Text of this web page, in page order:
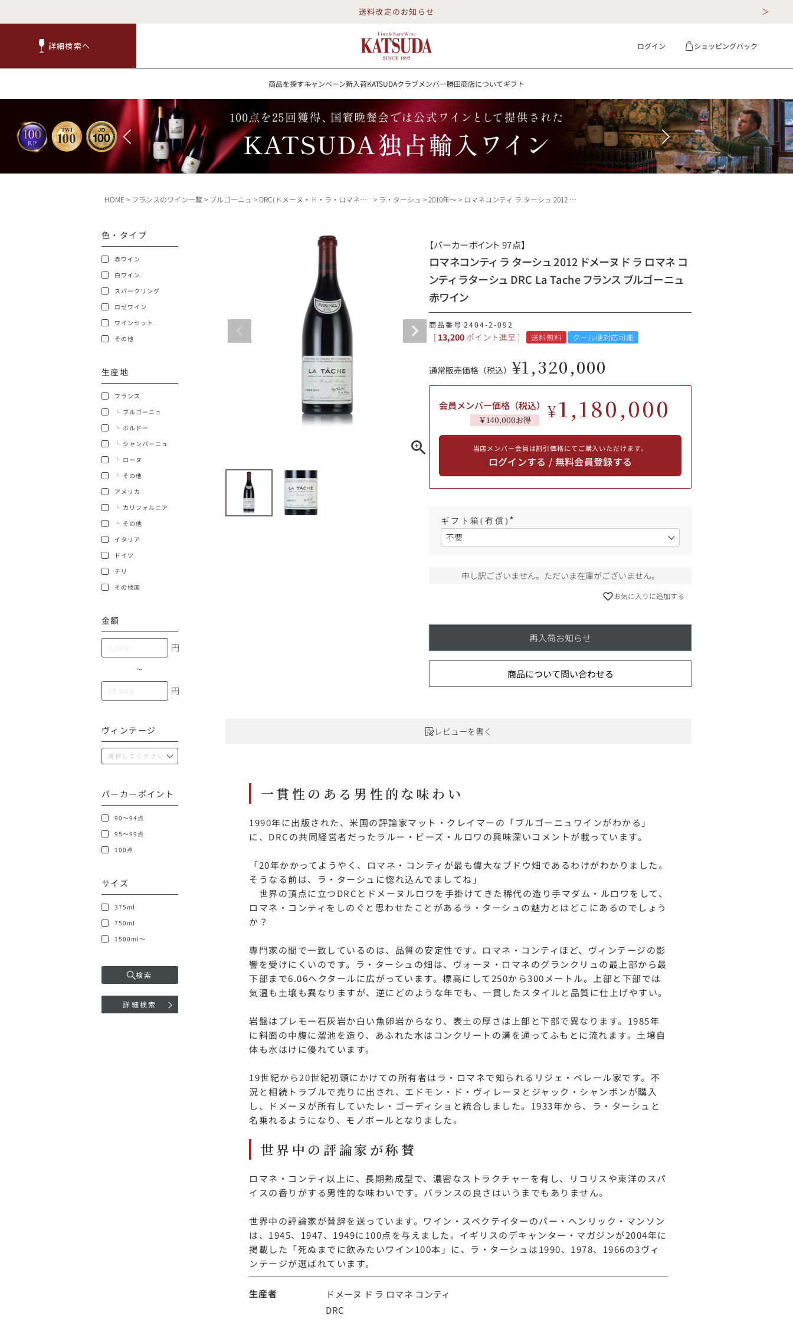
送料改定のお知らせ
詳細検索へ ログイン ショッピングバック
商品を探すキャンペーン新入荷KATSUDAクラブメンバー勝田商店についてギフト
送料改定のお知らせ
詳細検索へ
商品を探すキャンペーン新入荷KATSUDAクラブメンバー勝田商店についてギフト
赤ワイン
白ワイン スパークリング ロゼワイン RP100点
勝田商店について
ギフトラッピング
ペトリュス
サロン ルイ・ロデレール
オーパス・ワン
スクリーミング・
イーグル
ブルゴーニュ
ローヌ
ドイツ
その他国
赤ワイン 白ワイン
スパークリング
価格帯から探す
80,000円〜99,999円
お得な情報を受け取る
LINE
HOME フランスのワイン一覧 ブルゴーニュ DRC(ドメーヌ・ド・ラ・ロマネ・コンティ) ラ・ターシュ 2010年～ ロマネコンティ ラ ターシュ 2012 ドメーヌ ド ラ ロマネ コンティ ラターシュ DRC La Tache フランス ブルゴーニュ 赤ワイン
色・タイプ
赤ワイン
白ワイン
スパークリング
ロゼワイン
ワインセット
その他
生産地
フランス
└ ブルゴーニュ
└ ボルドー
└ シャンパーニュ
└ ローヌ
└ その他
アメリカ
└ カリフォルニア
└ その他
イタリア
ドイツ
チリ
その他国
金額
円
〜
円
ヴィンテージ
パーカーポイント
90～94点
95～99点
100点
サイズ
375ml
750ml
1500ml～
検索
詳細検索
【パーカーポイント 97点】
ロマネコンティ ラ ターシュ 2012 ドメーヌ ド ラ ロマネ コ
ンティ ラターシュ DRC La Tache フランス ブルゴーニュ
赤ワイン
商品番号 2404-2-092
[ 13,200 ポイント進呈 ] 送料無料 クール便対応可能
通常販売価格（税込） ¥1,320,000
会員メンバー価格（税込）
￥140,000お得 ¥1,180,000
当店メンバー会員は割引価格にてご購入いただけます。
ログインする / 無料会員登録する
ギフト箱(有償)
(
須
申し訳ございません。ただいま在庫がございません。
お気に入りに追加する
再入荷お知らせ
商品について問い合わせる
レビューを書く
一貫性のある男性的な味わい
1990年に出版された、米国の評論家マット・クレイマーの「ブルゴーニュワインがわかる」
に、DRCの共同経営者だったラルー・ビーズ・ルロワの興味深いコメントが載っています。
「20年かかってようやく、ロマネ・コンティが最も偉大なブドウ畑であるわけがわかりました。
そうなる前は、ラ・ターシュに惚れ込んでましてね」
世界の頂点に立つDRCとドメーヌルロワを手掛けてきた稀代の造り手マダム・ルロワをして、
ロマネ・コンティをしのぐと思わせたことがあるラ・ターシュの魅力とはどこにあるのでしょう
か？
専門家の間で一致しているのは、品質の安定性です。ロマネ・コンティほど、ヴィンテージの影
響を受けにくいのです。ラ・ターシュの畑は、ヴォーヌ・ロマネのグランクリュの最上部から最
下部まで6.06ヘクタールに広がっています。標高にして250から300メートル。上部と下部では
気温も土壌も異なりますが、逆にどのような年でも、一貫したスタイルと品質に仕上げやすい。
岩盤はプレモー石灰岩か白い魚卵岩からなり、表土の厚さは上部と下部で異なります。1985年
に斜面の中腹に溜池を造り、あふれた水はコンクリートの溝を通ってふもとに流れます。土壌自
体も水はけに優れています。
19世紀から20世紀初頭にかけての所有者はラ・ロマネで知られるリジェ・ベレール家です。不
況と相続トラブルで売りに出され、エドモン・ド・ヴィレーヌとジャック・シャンボンが購入
し、ドメーヌが所有していたレ・ゴーディショと統合しました。1933年から、ラ・ターシュと
名乗れるようになり、モノポールとなりました。
世界中の評論家が称賛
ロマネ・コンティ以上に、長期熟成型で、濃密なストラクチャーを有し、リコリスや東洋のスパ
イスの香りがする男性的な味わいです。バランスの良さはいうまでもありません。
世界中の評論家が賛辞を送っています。ワイン・スペクテイターのパー・ヘンリック・マンソン
は、1945、1947、1949に100点を与えました。イギリスのデキャンター・マガジンが2004年に
掲載した「死ぬまでに飲みたいワイン100本」に、ラ・ターシュは1990、1978、1966の3ヴィ
ンテージが選ばれています。
生産者
ドメーヌ ド ラ ロマネ コンティ
DRC